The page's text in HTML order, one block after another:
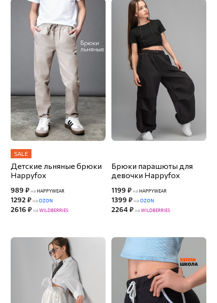
SALE
Детские льняные брюки
Happyfox
989 ₽ на HAPPYWEAR
1292 ₽ наOZON
2616 ₽ наWILDBERRIES
Брюки парашюты для
девочки Happyfox
1199 ₽ на HAPPYWEAR
1399 ₽ наOZON
2264 ₽ наWILDBERRIES